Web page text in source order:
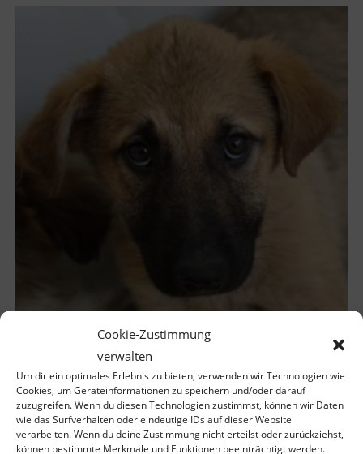
Cookie-Zustimmung
verwalten
Um dir ein optimales Erlebnis zu bieten, verwenden wir Technologien wie
Cookies, um Geräteinformationen zu speichern und/oder darauf
zuzugreifen. Wenn du diesen Technologien zustimmst, können wir Daten
wie das Surfverhalten oder eindeutige IDs auf dieser Website
verarbeiten. Wenn du deine Zustimmung nicht erteilst oder zurückziehst,
können bestimmte Merkmale und Funktionen beeinträchtigt werden.
Anja – geb. ca. 12/2025